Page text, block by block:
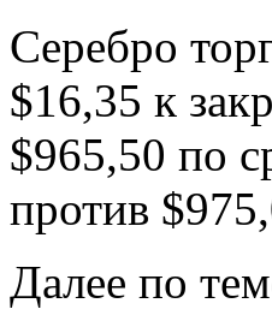
Серебро
$16,35 к
$965,50 по
против
Далее по